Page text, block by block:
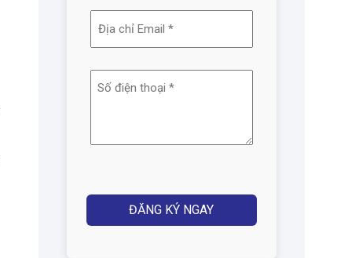
tên
(Required)
Địa
chỉ
email
(Required)
Số